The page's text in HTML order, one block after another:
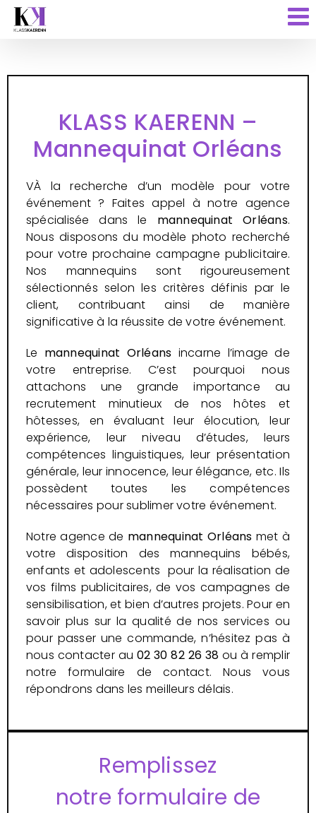
Passer
au
KLASS KAERENN –
Mannequinat Orléans
VÀ la recherche d’un modèle pour votre
événement ? Faites appel à notre agence
spécialisée dans le mannequinat Orléans.
Nous disposons du modèle photo recherché
pour votre prochaine campagne publicitaire.
Nos mannequins sont rigoureusement
sélectionnés selon les critères définis par le
client, contribuant ainsi de manière
significative à la réussite de votre événement.
Le mannequinat Orléans incarne l’image de
votre entreprise. C’est pourquoi nous
attachons une grande importance au
recrutement minutieux de nos hôtes et
hôtesses, en évaluant leur élocution, leur
expérience, leur niveau d’études, leurs
compétences linguistiques, leur présentation
générale, leur innocence, leur élégance, etc. Ils
possèdent toutes les compétences
nécessaires pour sublimer votre événement.
Notre agence de mannequinat Orléans met à
votre disposition des mannequins bébés,
enfants et adolescents pour la réalisation de
vos films publicitaires, de vos campagnes de
sensibilisation, et bien d’autres projets. Pour en
savoir plus sur la qualité de nos services ou
pour passer une commande, n’hésitez pas à
nous contacter au 02 30 82 26 38 ou à remplir
notre formulaire de contact. Nous vous
répondrons dans les meilleurs délais.
Remplissez
notre formulaire de